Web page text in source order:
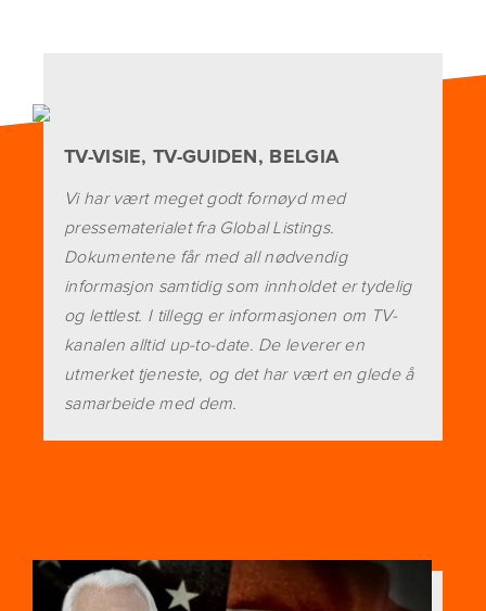
TV-VISIE, TV-GUIDEN, BELGIA
Vi har vært meget godt fornøyd med
pressematerialet fra Global Listings.
Dokumentene får med all nødvendig
informasjon samtidig som innholdet er tydelig
og lettlest. I tillegg er informasjonen om TV-
kanalen alltid up-to-date. De leverer en
utmerket tjeneste, og det har vært en glede å
samarbeide med dem.